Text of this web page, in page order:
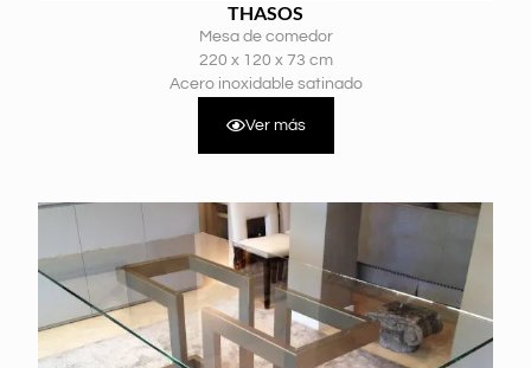
THASOS
Mesa de comedor
220 x 120 x 73 cm
Acero inoxidable satinado
Ver más